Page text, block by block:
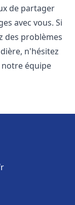
de partager
avec vous. Si
des problèmes
n'hésitez
équipe